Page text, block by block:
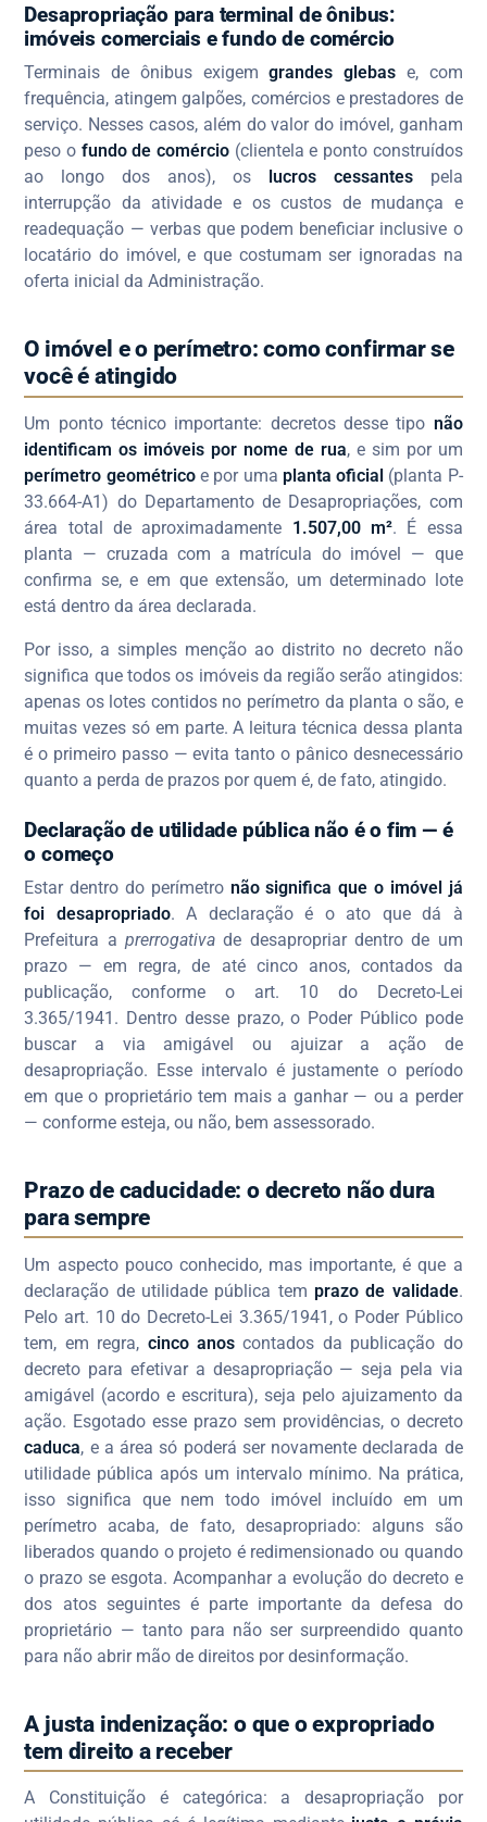
Desapropriação para terminal de ônibus:
imóveis comerciais e fundo de comércio
Terminais de ônibus exigemgrandes glebas e, com
frequência, atingem galpões, comércios e prestadores de
serviço. Nesses casos, além do valor do imóvel, ganham
peso o fundo de comércio (clientela e ponto construídos
ao longo dos anos), os
lucros cessantespela
interrupção da atividade e os custos de mudança e
readequação — verbas que podem beneficiar inclusive o
locatário do imóvel, e que costumam ser ignoradas na
oferta inicial da Administração.
O imóvel e o perímetro: como confirmar se
você é atingido
Um ponto técnico importante: decretos desse tipo não
identificam os imóveis por nome de rua, e sim por um
perímetro geométricoe por uma planta oficial (planta P-
33.664-A1) do Departamento de Desapropriações, com
área total de aproximadamente 1.507,00 m². É essa
planta — cruzada com a matrícula do imóvel — que
confirma se, e em que extensão, um determinado lote
está dentro da área declarada.
Por isso, a simples menção ao distrito no decreto não
significa que todos os imóveis da região serão atingidos:
apenas os lotes contidos no perímetro da planta o são, e
muitas vezes só em parte. A leitura técnica dessa planta
é o primeiro passo — evita tanto o pânico desnecessário
quanto a perda de prazos por quem é, de fato, atingido.
Declaração de utilidade pública não é o fim — é
o começo
Estar dentro do perímetro não significa que o imóvel já
foi desapropriado. A declaração é o ato que dá à
Prefeitura aprerrogativa de desapropriar dentro de um
prazo — em regra, de até cinco anos, contados da
publicação, conforme o art. 10 do Decreto-Lei
3.365/1941. Dentro desse prazo, o Poder Público pode
buscar a via amigável ou ajuizar a ação de
desapropriação. Esse intervalo é justamente o período
em que o proprietário tem mais a ganhar — ou a perder
— conforme esteja, ou não, bem assessorado.
Prazo de caducidade: o decreto não dura
para sempre
Um aspecto pouco conhecido, mas importante, é que a
declaração de utilidade pública tem prazo de validade.
Pelo art. 10 do Decreto-Lei 3.365/1941, o Poder Público
tem, em regra, cinco anos contados da publicação do
decreto para efetivar a desapropriação — seja pela via
amigável (acordo e escritura), seja pelo ajuizamento da
ação. Esgotado esse prazo sem providências, o decreto
caduca, e a área só poderá ser novamente declarada de
utilidade pública após um intervalo mínimo. Na prática,
isso significa que nem todo imóvel incluído em um
perímetro acaba, de fato, desapropriado: alguns são
liberados quando o projeto é redimensionado ou quando
o prazo se esgota. Acompanhar a evolução do decreto e
dos atos seguintes é parte importante da defesa do
proprietário — tanto para não ser surpreendido quanto
para não abrir mão de direitos por desinformação.
A justa indenização: o que o expropriado
tem direito a receber
A Constituição é categórica: a desapropriação por